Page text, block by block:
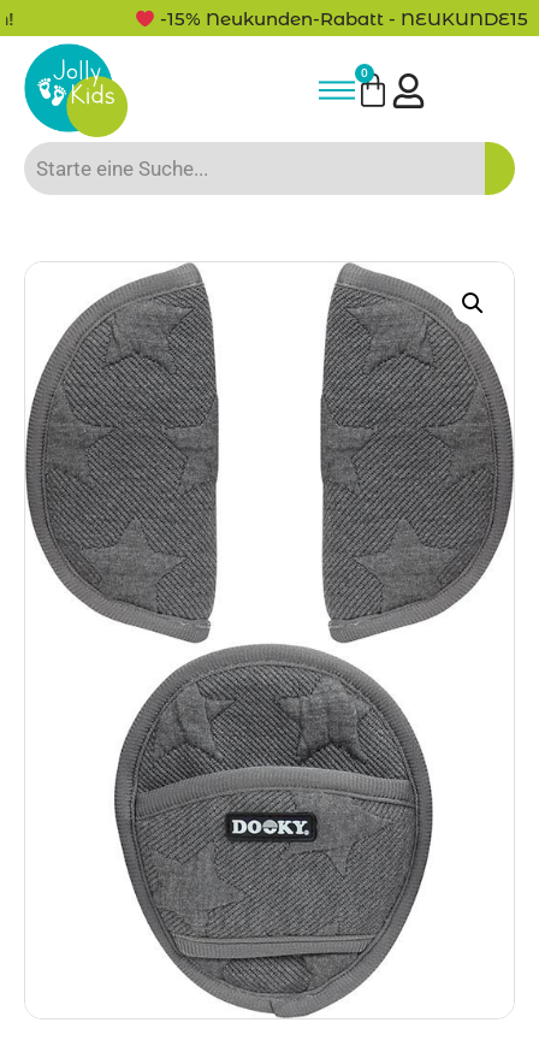
-15% Neukunden-Rabatt - NEUKUNDE15
0